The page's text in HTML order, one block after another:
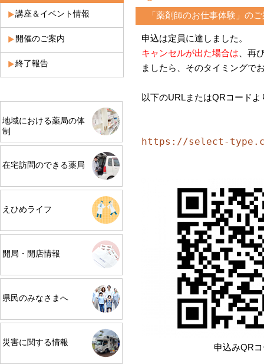
講座＆イベント情報
開催のご案内
終了報告
地域における薬局の体
制
在宅訪問のできる薬局
えひめライフ
開局・開店情報
県民のみなさまへ
災害に関する情報
「薬剤師のお仕事体験」の
申込は定員に達しました。
キャンセルが出た場合は 、再
ましたら、そのタイミングで
以下のURLまたはQRコード
https://select-
申込みQR